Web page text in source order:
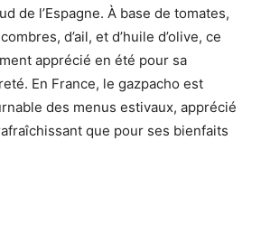
de l’Espagne. À base de tomates,
d’ail, et d’huile d’olive, ce
apprécié en été pour sa
En France, le gazpacho est
des menus estivaux, apprécié
que pour ses bienfaits